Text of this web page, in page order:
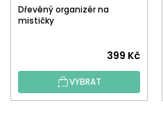
Dřevěný organizér na
mističky
399 Kč
VYBRAT